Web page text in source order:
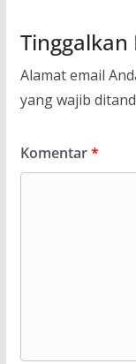
Tinggalkan
Alamat email
yang wajib
Komentar*